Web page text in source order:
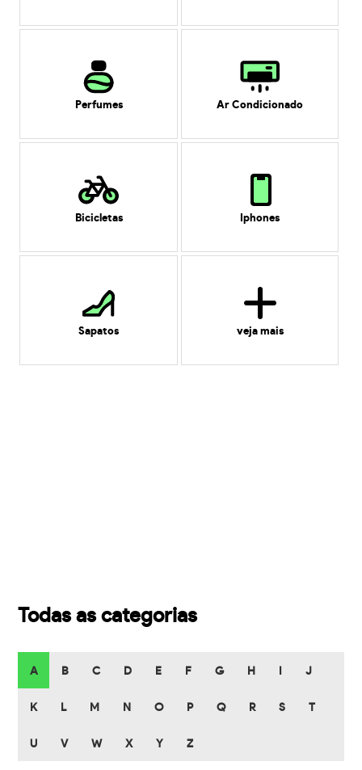
Perfumes Ar Condicionado
Bicicletas Iphones
Sapatos veja mais
Todas as categorias
A B C D E F G H J
K L M N O P Q R S T
U V W X Y Z